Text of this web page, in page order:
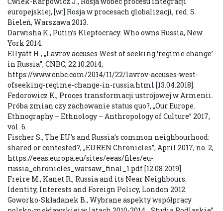
europejskiej, [w:] Rosja w procesach globalizacji, red. S.
Bieleń, Warszawa 2013.
Darwisha K., Putin’s Kleptocracy. Who owns Russia, New
York 2014.
Ellyatt H., „Lavrov accuses West of seeking ‘regime change’
in Russia”, CNBC, 22.10.2014,
https://www.cnbc.com/2014/11/22/lavrov-accuses-west-
ofseeking-regime-change-in-russia.html [13.04.2018].
Fedorowicz K., Proces transformacji ustrojowej w Armenii.
Próba zmian czy zachowanie status quo?, „Our Europe.
Ethnography – Ethnology – Anthropology of Culture” 2017,
vol. 6.
Fischer S., The EU’s and Russia’s common neighbourhood:
shared or contested?, „EUREN Chronicles”, April 2017, no. 2,
https://eeas.europa.eu/sites/eeas/files/eu-
russia_chronicles_warsaw_final_1.pdf [12.08.2019].
Freire M., Kanet R., Russia and its Near Neighbours.
Identity, Interests and Foreign Policy, London 2012.
Goworko-Składanek B., Wybrane aspekty współpracy